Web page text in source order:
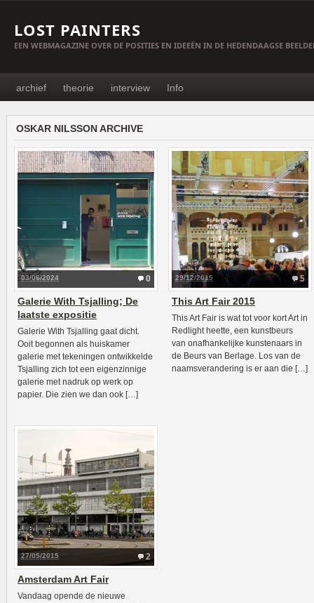
LOST PAINTERS
EEN WEBMAGAZINE OVER DE POSITIES EN IDEEËN IN DE HEDENDAAGSE
archief theorie interview Info
OSKAR NILSSON ARCHIVE
0
03/06/2024
Galerie With Tsjalling; De
laatste expositie
Galerie With Tsjalling gaat dicht.
Ooit begonnen als huiskamer
galerie met tekeningen ontwikkelde
Tsjalling zich tot een eigenzinnige
galerie met nadruk op werk op
papier. Die zien we dan ook […]
5
29/12/2015
This Art Fair 2015
This Art Fair is wat tot voor kort Art in
Redlight heette, een kunstbeurs
van onafhankelijke kunstenaars in
de Beurs van Berlage. Los van de
naamsverandering is er aan die […]
2
27/05/2015
Amsterdam Art Fair
Vandaag opende de nieuwe